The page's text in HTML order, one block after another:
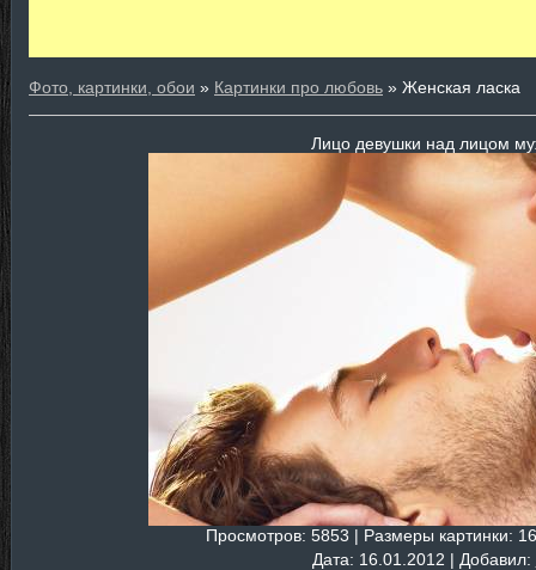
Фото, картинки, обои » Картинки про любовь » Женская ласка
Лицо девушки над лицом
Просмотров: 5853 | Размеры картинки:
Дата: 16.01.2012 | Добавил: